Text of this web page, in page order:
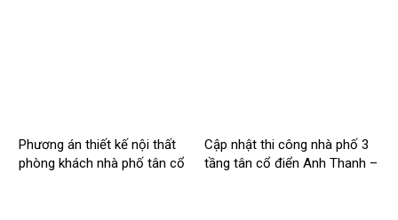
Phương án thiết kế nội thất
phòng khách nhà phố tân cổ
Cập nhật thi công nhà phố 3
tầng tân cổ điển Anh Thanh –